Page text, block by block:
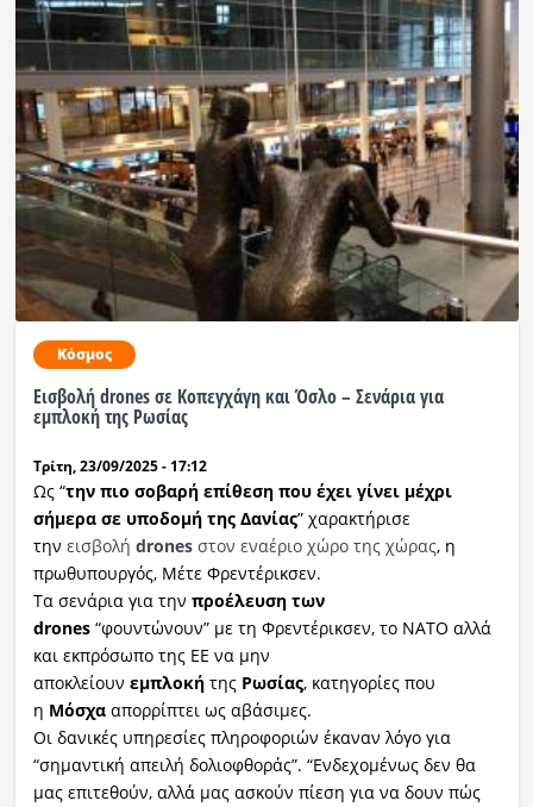
Κόσμος
Εισβολή drones σε Κοπεγχάγη και Όσλο – Σενάρια για
εμπλοκή της Ρωσίας
Τρίτη, 23/09/2025 - 17:12
Ως “την πιο σοβαρή επίθεση που έχει γίνει μέχρι
σήμερα σε υποδομή της Δανίας” χαρακτήρισε
την εισβολή dronesστον εναέριο χώρο της χώρας, η
πρωθυπουργός, Μέτε Φρεντέρικσεν.
Τα σενάρια για την προέλευση των
drones“φουντώνουν” με τη Φρεντέρικσεν, το ΝΑΤΟ αλλά
και εκπρόσωπο της ΕΕ να μην
αποκλείουν εμπλοκήτης Ρωσίας, κατηγορίες που
η Μόσχααπορρίπτει ως αβάσιμες.
Οι δανικές υπηρεσίες πληροφοριών έκαναν λόγο για
“σημαντική απειλή δολιοφθοράς”. “Ενδεχομένως δεν θα
μας επιτεθούν, αλλά μας ασκούν πίεση για να δουν πώς